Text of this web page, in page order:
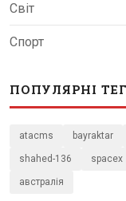
Світ
Спорт
ПОПУЛЯРНІ
atacms bayraktar
shahed-136 spacex
австралія